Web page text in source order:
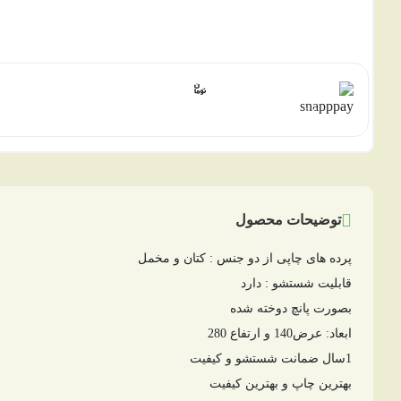
۴ قسط ماهانه. بدون سود، چک و ضامن.
توضیحات محصول
پرده های چاپی از دو جنس : کتان و مخمل
قابلیت شستشو : دارد
بصورت پانچ دوخته شده
ابعاد: عرض140 و ارتفاع 280
1سال ضمانت شستشو و کیفیت
بهترین چاپ و بهترین کیفیت